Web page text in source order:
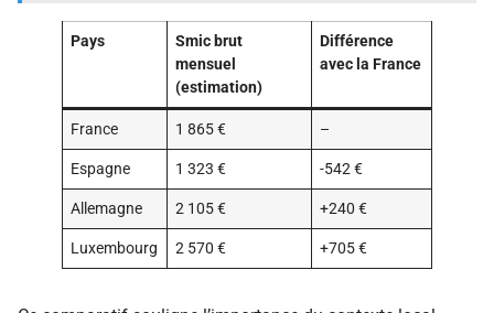
Pays
Smic brut
mensuel
(estimation)
Différence
avec la France
France 1 865 € –
Espagne 1 323 € -542 €
Allemagne 2 105 € +240 €
Luxembourg 2 570 € +705 €